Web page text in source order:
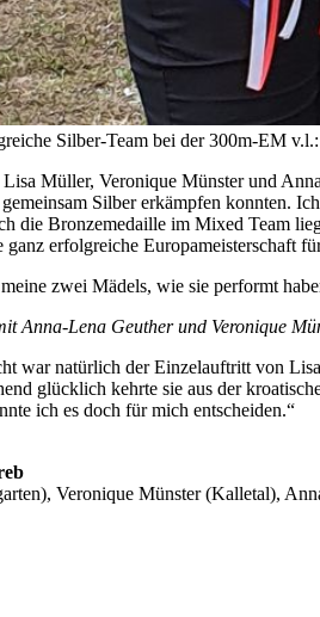
Silber-Team bei der 300m-EM
Müller, Veronique Münster und
Silber erkämpfen konnten.
die Bronzemedaille im Mixed Team
erfolgreiche Europameisterschaft
zwei Mädels, wie sie performt
Anna-Lena Geuther und Veronique
war natürlich der Einzelauftritt von
glücklich kehrte sie aus der
ich es doch für mich entscheiden.“
Veronique Münster (Kalletal),